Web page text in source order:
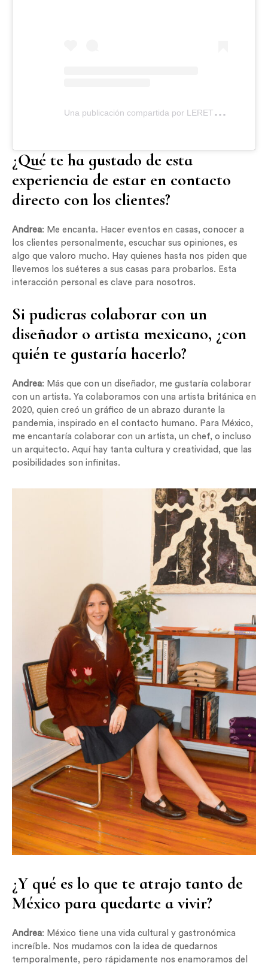
U
na publicación compartida por LERET LERET (@leretleret)
¿Qué te ha gustado de esta
experiencia de estar en contacto
directo con los clientes?
Andrea: Me encanta. Hacer eventos en casas, conocer a
los clientes personalmente, escuchar sus opiniones, es
algo que valoro mucho. Hay quienes hasta nos piden que
llevemos los suéteres a sus casas para probarlos. Esta
interacción personal es clave para nosotros.
Si pudieras colaborar con un
diseñador o artista mexicano, ¿con
quién te gustaría hacerlo?
Andrea: Más que con un diseñador, me gustaría colaborar
con un artista. Ya colaboramos con una artista británica en
2020, quien creó un gráfico de un abrazo durante la
pandemia, inspirado en el contacto humano. Para México,
me encantaría colaborar con un artista, un chef, o incluso
un arquitecto. Aquí hay tanta cultura y creatividad, que las
posibilidades son infinitas.
¿Y qué es lo que te atrajo tanto de
México para quedarte a vivir?
Andrea: México tiene una vida cultural y gastronómica
increíble. Nos mudamos con la idea de quedarnos
temporalmente, pero rápidamente nos enamoramos del